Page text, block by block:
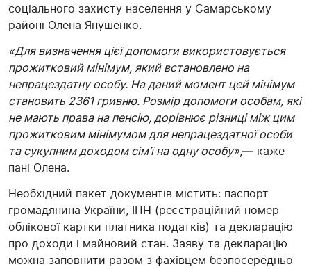
соціального захисту населення у Самарському
районі Олена Янушенко.
«Для визначення цієї допомоги використовується
прожитковий мінімум, який встановлено на
непрацездатну особу. На даний момент цей мінімум
становить 2361 гривню. Розмір допомоги особам, які
не мають права на пенсію, дорівнює різниці між цим
прожитковим мінімумом для непрацездатної особи
та сукупним доходом сім’ї на одну особу»,— каже
пані Олена.
Необхідний пакет документів містить: паспорт
громадянина України, ІПН (реєстраційний номер
облікової картки платника податків) та декларацію
про доходи і майновий стан. Заяву та декларацію
можна заповнити разом з фахівцем безпосередньо